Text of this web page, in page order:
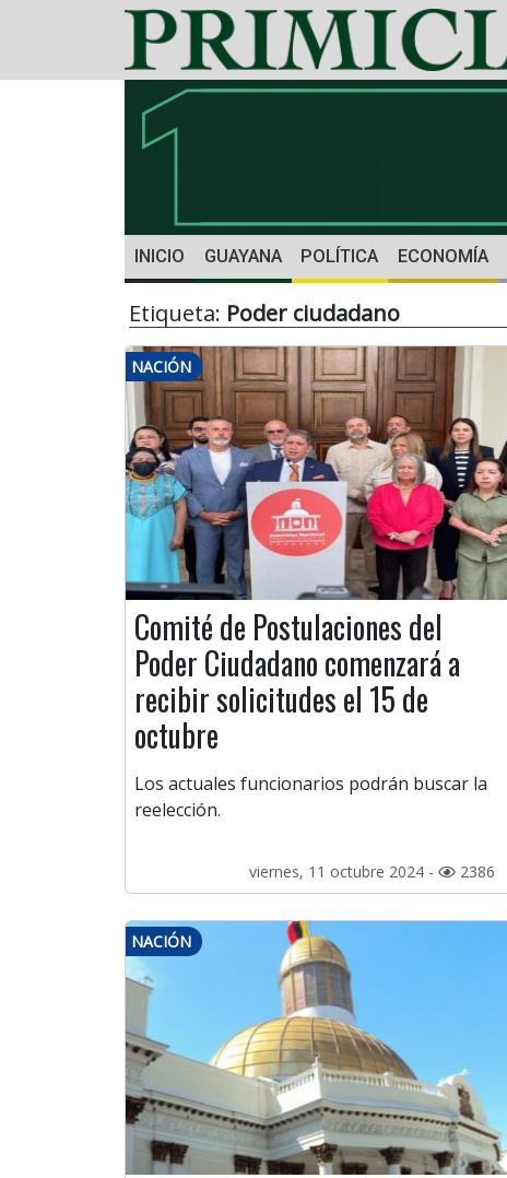
INICIO GUAYANA POLÍTICA ECONOMÍA
Etiqueta: Poder ciudadano
NACIÓN
Comité de Postulaciones del
Poder Ciudadano comenzará a
recibir solicitudes el 15 de
octubre
Los actuales funcionarios podrán buscar la
reelección.
viernes, 11 octubre 2024 - 2386
NACIÓN